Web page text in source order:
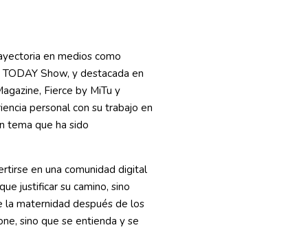
en medios como
Show, y destacada en
Fierce by MiTu y
personal con su trabajo en
tema que ha sido
en una comunidad digital
justificar su camino, sino
la maternidad después de los
sino que se entienda y se